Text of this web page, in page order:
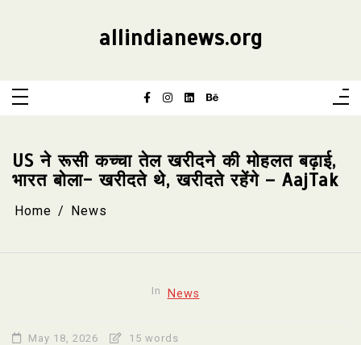
allindianews.org
US ने रूसी कच्चा तेल खरीदने की मोहलत बढ़ाई,
भारत बोला- खरीदते थे, खरीदते रहेंगे – AajTak
Home News
In News
May 18, 2026 15 words